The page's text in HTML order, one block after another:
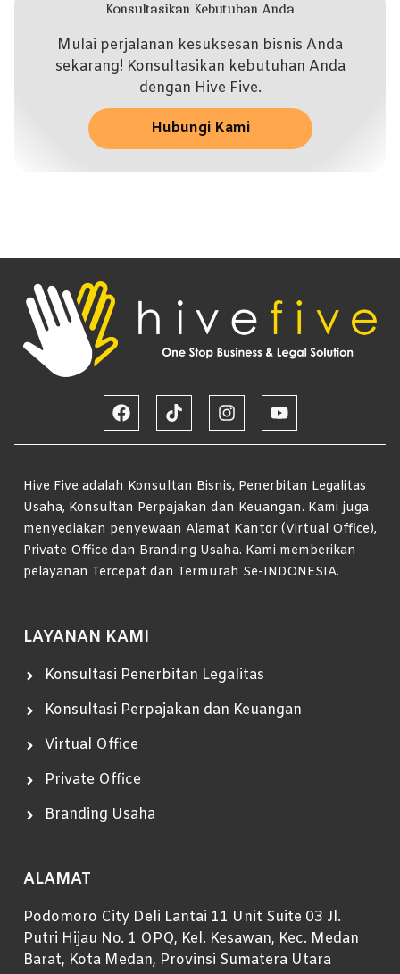
Konsultasikan Kebutuhan Anda
Mulai perjalanan kesuksesan bisnis Anda
sekarang! Konsultasikan kebutuhan Anda
dengan Hive Five.
Hubungi Kami
Hive Five adalah Konsultan Bisnis, Penerbitan Legalitas
Usaha, Konsultan Perpajakan dan Keuangan. Kami juga
menyediakan penyewaan Alamat Kantor (Virtual Office),
Private Office dan Branding Usaha. Kami memberikan
pelayanan Tercepat dan Termurah Se-INDONESIA.
LAYANAN KAMI
Konsultasi Penerbitan Legalitas
Konsultasi Perpajakan dan Keuangan
Virtual Office
Private Office
Branding Usaha
ALAMAT
Podomoro City Deli Lantai 11 Unit Suite 03 Jl.
Putri Hijau No. 1 OPQ, Kel. Kesawan, Kec. Medan
Barat, Kota Medan, Provinsi Sumatera Utara